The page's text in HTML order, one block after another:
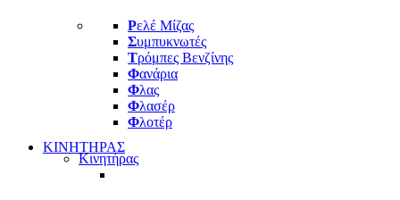
Ρελέ Μίζας
Συμπυκνωτές
Τρόμπες Βενζίνης
Φανάρια
Φλας
Φλασέρ
Φλοτέρ
ΚΙΝΗΤΗΡΑΣ
Κινητήρας